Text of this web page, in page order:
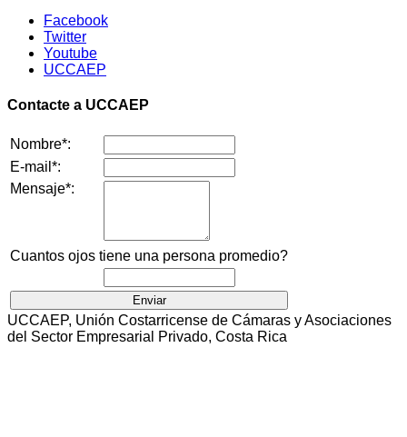
Facebook
Twitter
Youtube
UCCAEP
Contacte a UCCAEP
Nombre*:
E-mail*:
Mensaje*:
Cuantos ojos tiene una persona promedio?
UCCAEP, Unión Costarricense de Cámaras y Asociaciones
del Sector Empresarial Privado, Costa Rica